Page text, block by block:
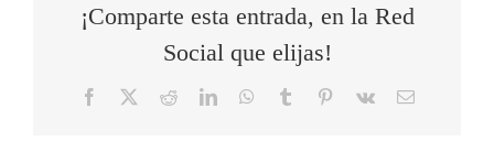
¡Comparte esta entrada, en la Red
Social que elijas!
Facebook RedditLinkedInWhatsApp
Tumblr Pinterest
Vk
Correo